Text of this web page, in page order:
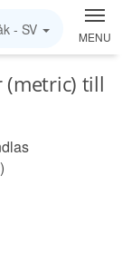
MENU
- SV
(metric) till